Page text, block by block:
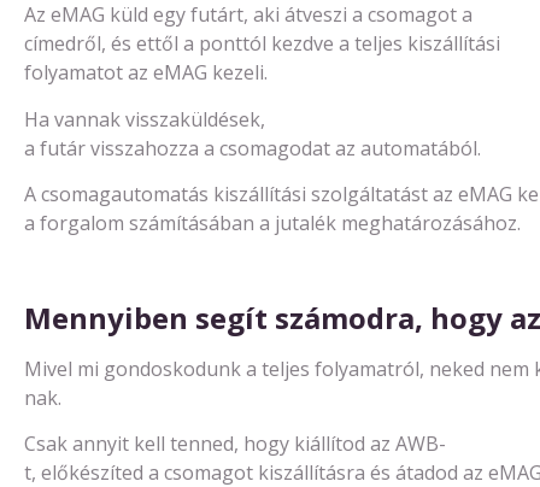
Az eMAG küld egy futárt, aki átveszi a csomagot a
címedről, és ettől a ponttól kezdve a teljes kiszállítási
folyamatot az eMAG kezeli.
Ha vannak visszaküldések,
a futár visszahozza a csomagodat az automatából.
A csomagautomatás kiszállítási szolgáltatást az eMAG
a forgalom számításában a jutalék meghatározásához.
Mennyiben segít számodra, hogy az
Mivel mi gondoskodunk a teljes folyamatról, neked
nak.
Csak annyit kell tenned, hogy kiállítod az AWB-
t, előkészíted a csomagot kiszállításra és átadod az